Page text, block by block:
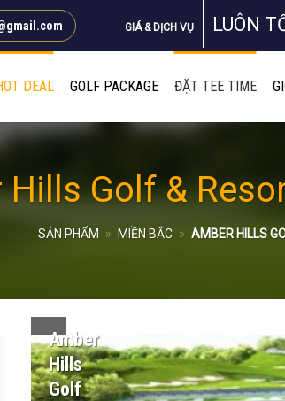
GIÁ & DỊCH VỤ LUÔN
DEAL GOLF PACKAGE ĐẶT TEE TIME
Golf &
SẢN PHẨM » MIỀN BẮC » AMBER HILLS
Amber
Hills
Golf